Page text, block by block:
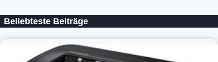
Beliebteste Beiträge